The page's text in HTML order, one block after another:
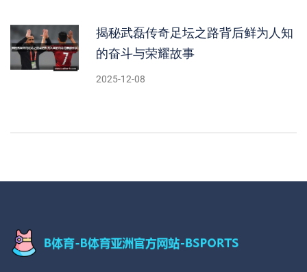
揭秘武磊传奇足坛之路背后鲜为人知
的奋斗与荣耀故事
2025-12-08